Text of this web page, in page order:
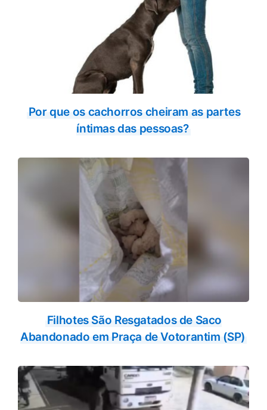
Por que os cachorros cheiram as partes
íntimas das pessoas?
Filhotes São Resgatados de Saco
Abandonado em Praça de Votorantim (SP)